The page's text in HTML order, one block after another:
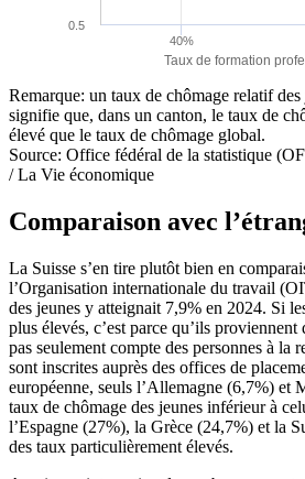
Taux de formation
40%
0.5
Remarque: un taux de chômage relatif des
signifie que, dans un canton, le taux de
élevé que le taux de chômage global.
Source: Office fédéral de la statistique
/ La Vie économique
Comparaison avec
La Suisse s’en tire plutôt bien en
l’Organisation internationale du travail
des jeunes y atteignait 7,9% en 2024. Si
plus élevés, c’est parce qu’ils proviennent
pas seulement compte des personnes à la
sont inscrites auprès des offices de
européenne, seuls l’Allemagne (6,7%) et
taux de chômage des jeunes inférieur à
l’Espagne (27%), la Grèce (24,7%) et la
des taux particulièrement élevés.